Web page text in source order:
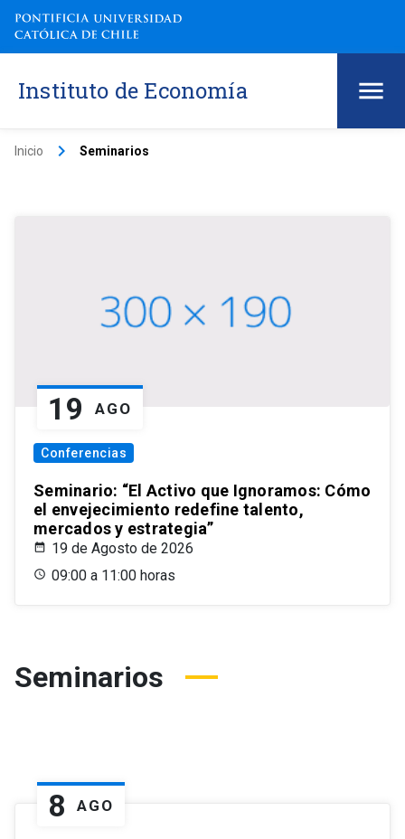
Instituto de Economía
Inicio keyboard_arrow_right Seminarios
19 AGO
Conferencias
Seminario: “El Activo que Ignoramos: Cómo
el envejecimiento redefine talento,
mercados y estrategia”
19 de Agosto de 2026
09:00 a 11:00 horas
Seminarios
8 AGO